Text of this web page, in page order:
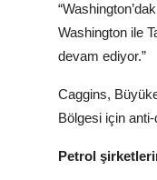
Washington ile
devam ediyor.”
Caggins,
Bölgesi için
Petrol